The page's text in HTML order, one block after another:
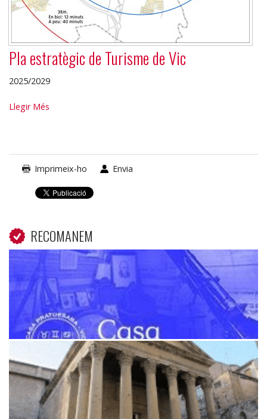
Pla estratègic de Turisme de Vic
2025/2029
Pla
Llegir Més
Imprimeix-ho Envia
RECOMANEM